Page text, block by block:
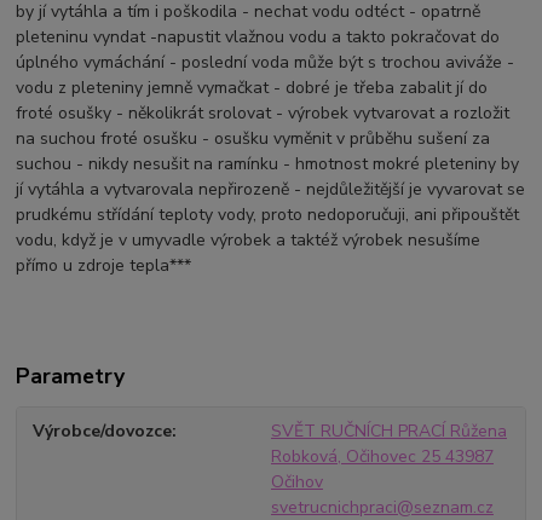
by jí vytáhla a tím i poškodila - nechat vodu odtéct - opatrně
pleteninu vyndat -napustit vlažnou vodu a takto pokračovat do
úplného vymáchání - poslední voda může být s trochou aviváže -
vodu z pleteniny jemně vymačkat - dobré je třeba zabalit jí do
froté osušky - několikrát srolovat - výrobek vytvarovat a rozložit
na suchou froté osušku - osušku vyměnit v průběhu sušení za
suchou - nikdy nesušit na ramínku - hmotnost mokré pleteniny by
jí vytáhla a vytvarovala nepřirozeně - nejdůležitější je vyvarovat se
prudkému střídání teploty vody, proto nedoporučuji, ani připouštět
vodu, když je v umyvadle výrobek a taktéž výrobek nesušíme
přímo u zdroje tepla***
Parametry
Výrobce/dovozce
SVĚT RUČNÍCH PRACÍ Růžena
Robková, Očihovec 25 43987
Očihov
svetrucnichpraci@seznam.cz